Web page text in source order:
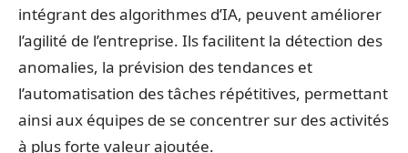
intégrant des algorithmes d’IA, peuvent améliorer
l’agilité de l’entreprise. Ils facilitent la détection des
anomalies, la prévision des tendances et
l’automatisation des tâches répétitives, permettant
ainsi aux équipes de se concentrer sur des activités
à plus forte valeur ajoutée.